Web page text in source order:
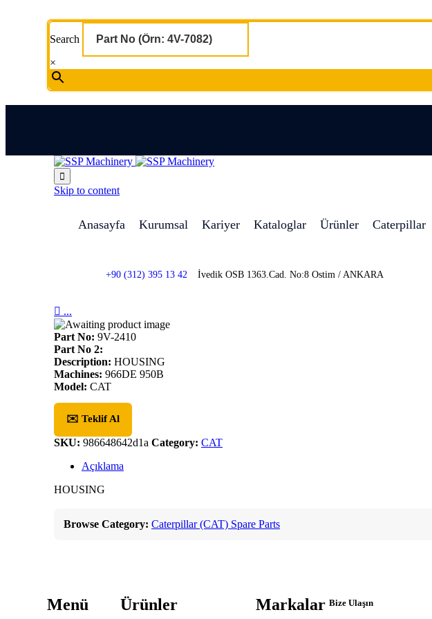
Search
×

Skip to content
Anasayfa Kurumsal Kariyer Kataloglar Ürünler Caterpillar
+90 (312) 395 13 42 İvedik OSB 1363.Cad. No:8 Ostim / ANKARA
 ...
Part No: 9V-2410
Part No 2:
Description: HOUSING
Machines: 966DE 950B
Model: CAT
✉️ Teklif Al
SKU: 986648642d1a Category: CAT
Açıklama
HOUSING
Browse Category: Caterpillar (CAT) Spare Parts
Menü Ürünler Markalar Bize Ulaşın